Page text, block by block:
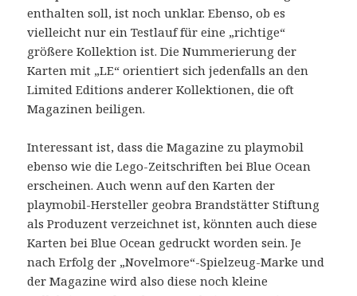
enthalten soll, ist noch unklar. Ebenso, ob es
vielleicht nur ein Testlauf für eine „richtige“
größere Kollektion ist. Die Nummerierung der
Karten mit „LE“ orientiert sich jedenfalls an den
Limited Editions anderer Kollektionen, die oft
Magazinen beiligen.
Interessant ist, dass die Magazine zu playmobil
ebenso wie die Lego-Zeitschriften bei Blue Ocean
erscheinen. Auch wenn auf den Karten der
playmobil-Hersteller geobra Brandstätter Stiftung
als Produzent verzeichnet ist, könnten auch diese
Karten bei Blue Ocean gedruckt worden sein. Je
nach Erfolg der „Novelmore“-Spielzeug-Marke und
der Magazine wird also diese noch kleine